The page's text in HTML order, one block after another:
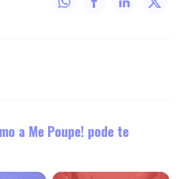
a Me Poupe! pode te